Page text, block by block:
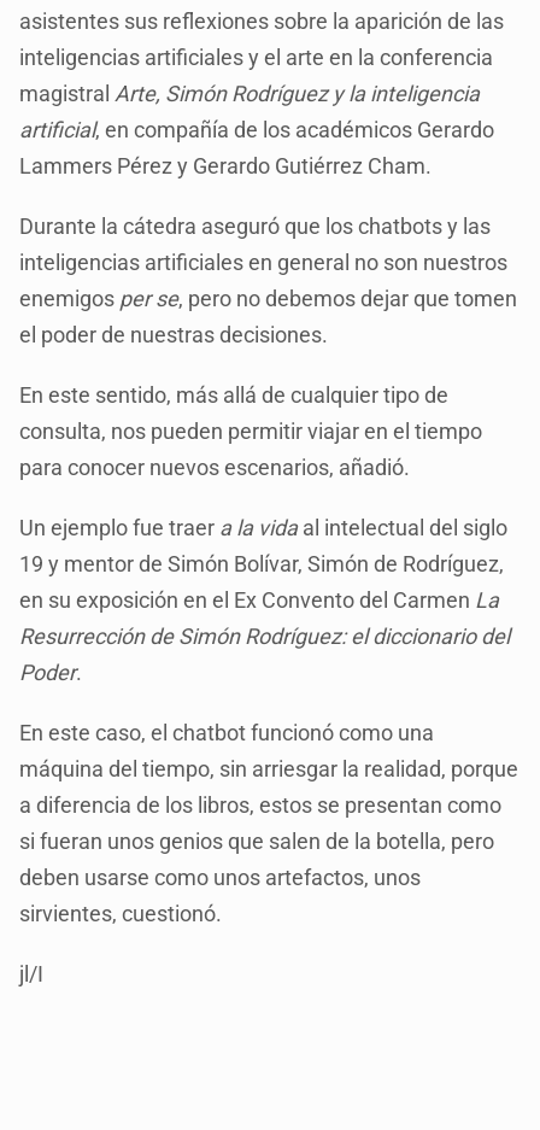
asistentes sus reflexiones sobre la aparición de las
inteligencias artificiales y el arte en la conferencia
magistralArte, Simón Rodríguez y la inteligencia
artificial, en compañía de los académicos Gerardo
Lammers Pérez y Gerardo Gutiérrez Cham.
Durante la cátedra aseguró que los chatbots y las
inteligencias artificiales en general no son nuestros
enemigos per se, pero no debemos dejar que tomen
el poder de nuestras decisiones.
En este sentido, más allá de cualquier tipo de
consulta, nos pueden permitir viajar en el tiempo
para conocer nuevos escenarios, añadió.
Un ejemplo fue traer a la vidaal intelectual del siglo
19 y mentor de Simón Bolívar, Simón de Rodríguez,
en su exposición en el Ex Convento del Carmen La
Resurrección de Simón Rodríguez: el diccionario del
Poder.
En este caso, el chatbot funcionó como una
máquina del tiempo, sin arriesgar la realidad, porque
a diferencia de los libros, estos se presentan como
si fueran unos genios que salen de la botella, pero
deben usarse como unos artefactos, unos
sirvientes, cuestionó.
jl/I